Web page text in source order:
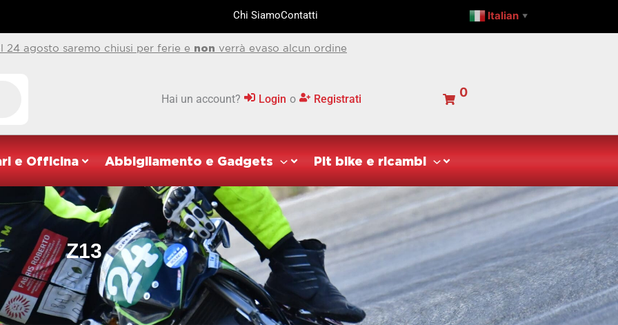
Chi SiamoContatti Italian ▼
24 agosto saremo chiusi per ferie e non verrà evaso alcun ordine
Hai un account? Login o Registrati 0
e Officina Abbigliamento e Gadgets Pit bike e ricambi
Z13